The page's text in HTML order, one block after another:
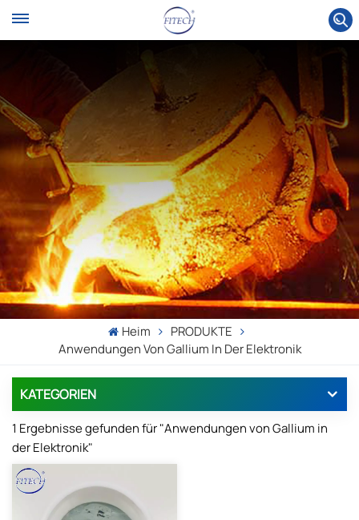
Heim
PRODUKTE
Anwendungen Von Gallium In Der Elektronik
KATEGORIEN
1 Ergebnisse gefunden für "Anwendungen von Gallium in
der Elektronik"